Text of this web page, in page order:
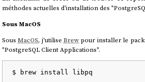
méthodes actuelles d'installation des
Sous MacOS
SousMacOS, j'utilise Brew pour installer le
"PostgreSQL Client Applications".